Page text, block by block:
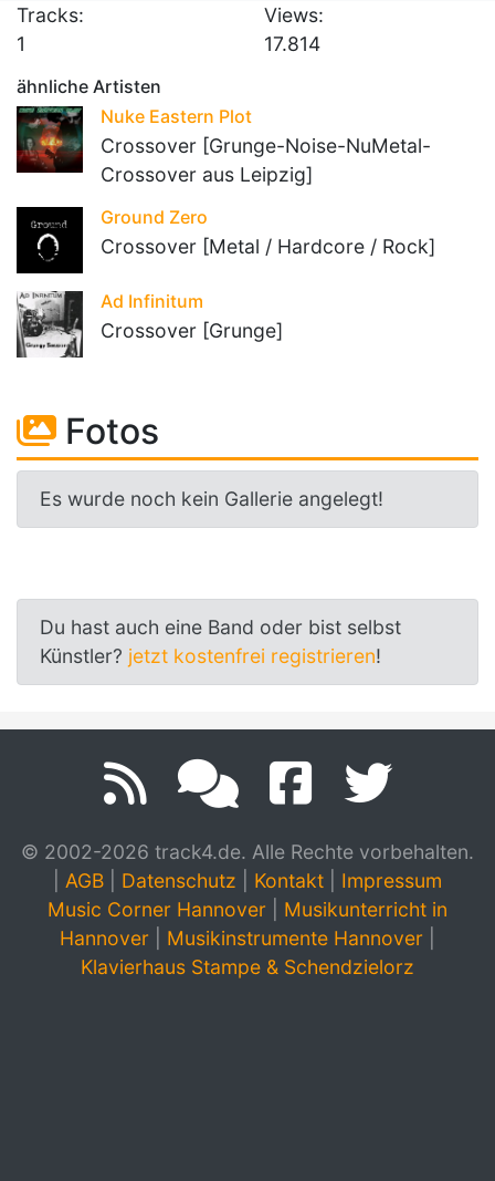
Tracks:
1
Views:
17.814
ähnliche Artisten
Nuke Eastern Plot
Crossover [Grunge-Noise-NuMetal-
Crossover aus Leipzig]
Ground Zero
Crossover [Metal / Hardcore / Rock]
Ad Infinitum
Crossover [Grunge]
Fotos
Es wurde noch kein Gallerie angelegt!
Du hast auch eine Band oder bist selbst
Künstler? jetzt kostenfrei registrieren!
© 2002-2026 track4.de. Alle Rechte vorbehalten.
AGB Datenschutz Kontakt
Impressum
Music Corner Hannover
Musikunterricht in
Hannover
Musikinstrumente Hannover
Klavierhaus Stampe & Schendzielorz